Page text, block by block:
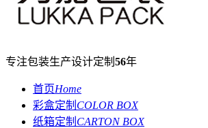
专注包装生产设计定制 56年
首页Home
彩盒定制 COLOR BOX
纸箱定制 CARTON BOX